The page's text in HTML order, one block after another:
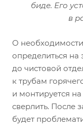
биде. Его
в
О
определиться на
до чистовой
к трубам
и монтируется
сверлить. После
будет